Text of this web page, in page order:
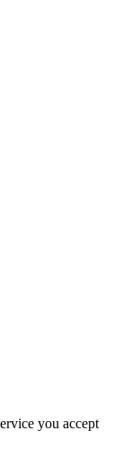
you accept